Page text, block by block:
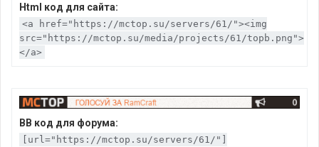
Html код для сайта:
<a href="https://mctop.su/servers/61/"><img
src="https://mctop.su/media/projects/61/topb.png">
</a>
BB код для форума:
[url="https://mctop.su/servers/61/"]